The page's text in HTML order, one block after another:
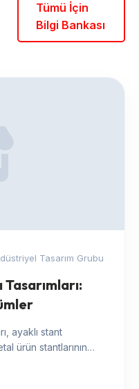
Tümü İçin
Bilgi Bankası
Tasarım Grubu
ayaklı stant
ürün stantlarının